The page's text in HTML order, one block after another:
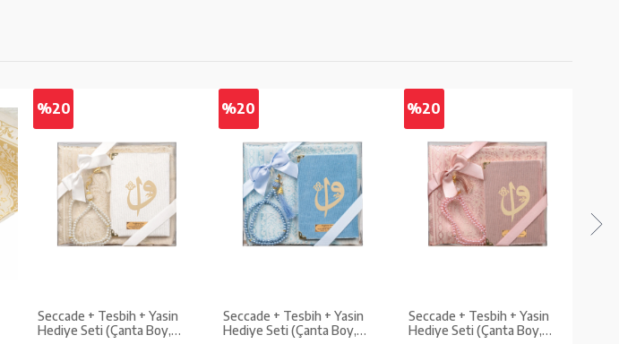
%20
Seccade + Tesbih + Yasin
Hediye Seti (Çanta Boy,
%20
Seccade + Tesbih + Yasin
Hediye Seti (Çanta Boy,
%20
Seccade + Tesbih + Yasin
Hediye Seti (Çanta Boy,